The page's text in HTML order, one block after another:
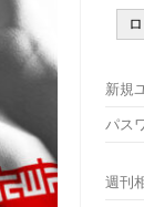
新規
パス
週刊